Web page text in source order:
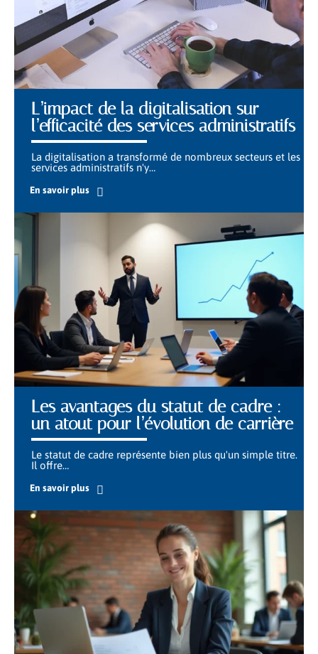
L’impact de la digitalisation sur
l’efficacité des services administratifs
La digitalisation a transformé de nombreux secteurs et les
services administratifs n'y…
En savoir plus
Les avantages du statut de cadre :
un atout pour l’évolution de carrière
Le statut de cadre représente bien plus qu'un simple titre.
Il offre…
En savoir plus